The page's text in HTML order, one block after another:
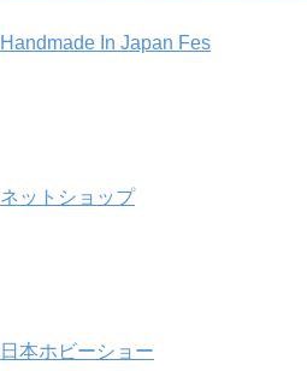
Handmade In Japan Fes
ネットショップ
日本ホビーショー